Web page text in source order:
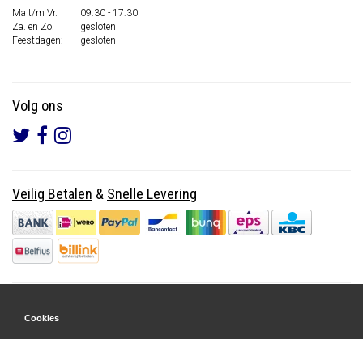
Ma t/m Vr.
09:30 - 17:30
Za. en Zo.
gesloten
Feestdagen:
gesloten
Volg ons
Veilig Betalen & Snelle Levering
Cookies